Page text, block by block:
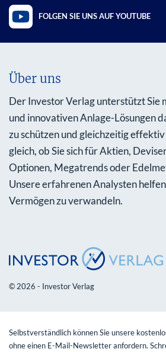
FOLGEN SIE UNS AUF YOUTUBE
Über uns
Der Investor Verlag unterstützt Sie
und innovativen Anlage-Lösungen
zu schützen und gleichzeitig
gleich, ob Sie sich für Aktien,
Optionen, Megatrends oder
Unsere erfahrenen Analysten
Vermögen zu verwandeln.
© 2026 - Investor Verlag
Selbstverständlich können Sie unsere
ohne einen E-Mail-Newsletter anfordern.